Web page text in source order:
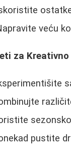
veću
za Kreativno
pustite